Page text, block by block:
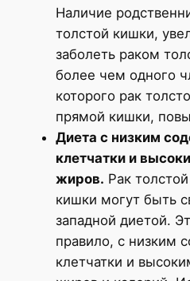
Наличие
толстой кишки,
заболеть раком
более чем одного
которого рак
прямой кишки,
Диета с низким
клетчатки и
жиров. Рак
кишки могут быть
западной диетой.
правило, с низким
клетчатки и